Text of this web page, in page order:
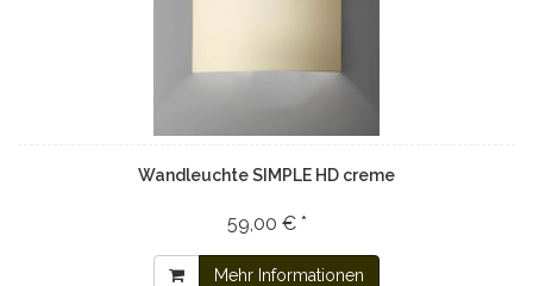
Wandleuchte SIMPLE HD creme
59,00 € *
Mehr Informationen